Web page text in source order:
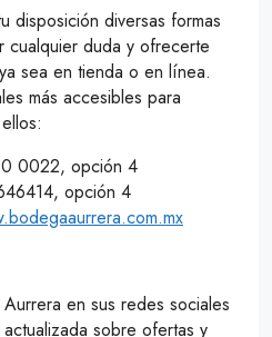
disposición diversas formas
cualquier duda y ofrecerte
sea en tienda o en línea.
más accesibles para
0022, opción 4
opción 4
en sus redes sociales
sobre ofertas y